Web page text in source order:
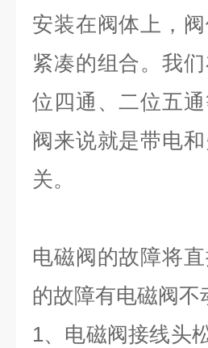
安装在阀体上，
紧凑的组合。我
位四通、二位五
阀来说就是带电
关。
电磁阀的故障将
的故障有电磁阀
1、电磁阀接线头